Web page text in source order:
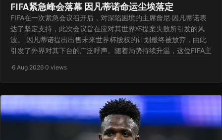
FIFA紧急峰会落幕 因凡蒂诺命运尘埃落定
FIFA在一次紧急会议召开后，对深陷困境的主席詹尼·因凡蒂诺表
达了坚定支持，此次会议旨在应对其世界杯提案失败所引发的风
波。 因凡蒂诺提出出售未来世界杯股权的计划最终被放弃，由此
引发了外界对其下台的广泛呼声。随着局势持续升温，这位FIFA主
·6 Aug 2026·0 views